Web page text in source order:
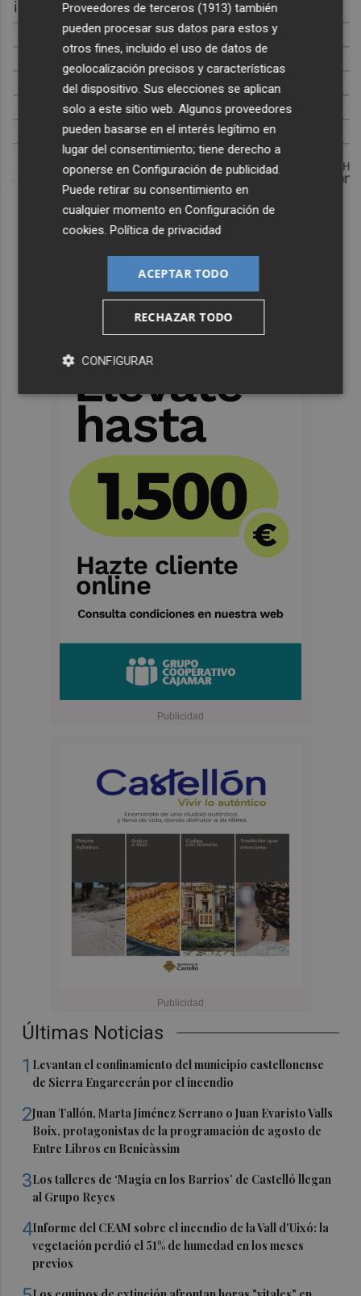
Últimas Noticias
1 Levantan el confinamiento del municipio castellonense
de Sierra Engarcerán por el incendio
2Juan Tallón, Marta Jiménez Serrano o Juan Evaristo Valls
Boix, protagonistas de la programación de agosto de
Entre Libros en Benicàssim
3Los talleres de ‘Magia en los Barrios’ de Castelló llegan
al Grupo Reyes
4Informe del CEAM sobre el incendio de la Vall d'Uixó: la
vegetación perdió el 51% de humedad en los meses
previos
¡Cómo los de antes, pero mejor!
DISCOVER WITH
Proveedores de terceros (1913) también
pueden procesar sus datos para estos y
otros fines, incluido el uso de datos de
geolocalización precisos y características
del dispositivo. Sus elecciones se aplican
solo a este sitio web. Algunos proveedores
pueden basarse en el interés legítimo en
lugar del consentimiento; tiene derecho a
oponerse enConfiguración de publicidad.
Puede retirar su consentimiento en
cualquier momento enConfiguración de
cookies.Política de privacidad
ACEPTAR TODO
RECHAZAR TODO
CONFIGURAR